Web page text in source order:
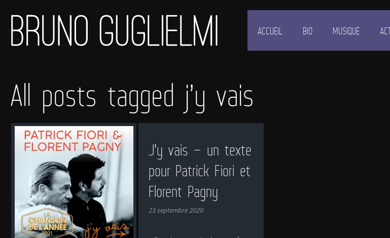
ACCUEIL BIO MUSIQUE
All posts tagged j’y vais
J’y vais – un texte
pour Patrick Fiori et
Florent Pagny
23 septembre 2020